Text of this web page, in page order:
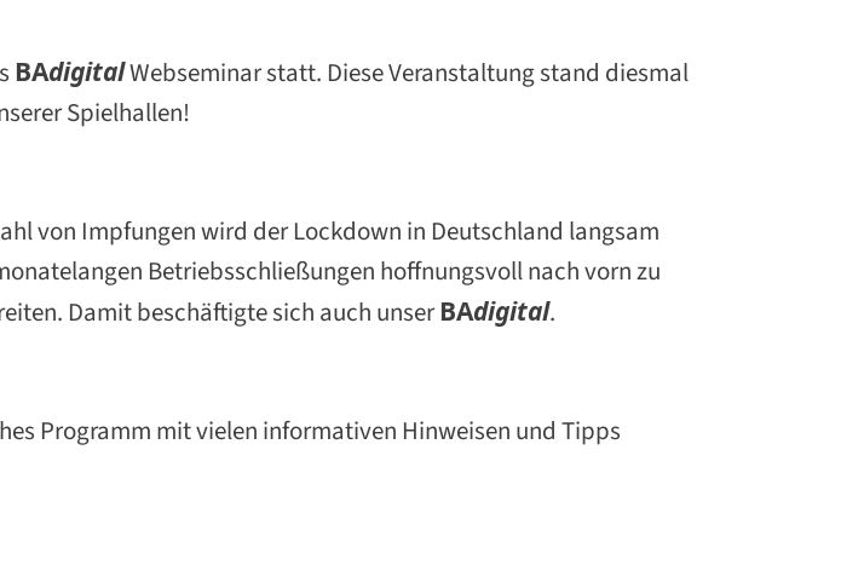
BAdigitalWebseminar statt. Diese Veranstaltung stand diesmal
Spielhallen!
von Impfungen wird der Lockdown in Deutschland langsam
Betriebsschließungen hoffnungsvoll nach vorn zu
Damit beschäftigte sich auch unserBAdigital.
Programm mit vielen informativen Hinweisen und Tipps